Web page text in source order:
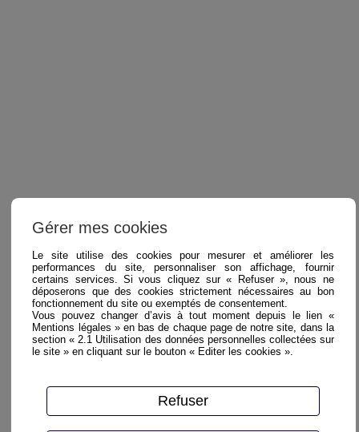
Gérer mes cookies
Le site utilise des cookies pour mesurer et améliorer les
performances du site, personnaliser son affichage, fournir
certains services. Si vous cliquez sur « Refuser », nous ne
déposerons que des cookies strictement nécessaires au bon
fonctionnement du site ou exemptés de consentement.
Vous pouvez changer d’avis à tout moment depuis le lien «
Mentions légales » en bas de chaque page de notre site, dans la
section « 2.1 Utilisation des données personnelles collectées sur
le site » en cliquant sur le bouton « Editer les cookies ».
Refuser